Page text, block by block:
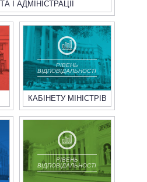
І АДМІНІСТРАЦІЇ
РІВЕНЬ
ВІДПОВІДАЛЬНОСТІ
КАБІНЕТУ МІНІСТРІВ
РІВЕНЬ
ВІДПОВІДАЛЬНОСТІ